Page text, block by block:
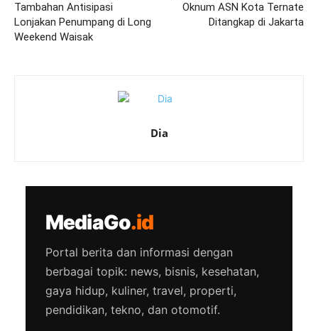
Tambahan Antisipasi
Lonjakan Penumpang di Long
Weekend Waisak
Oknum ASN Kota Ternate
Ditangkap di Jakarta
Dia
MediaGo.id
Portal berita dan informasi dengan
berbagai topik: news, bisnis, kesehatan,
gaya hidup, kuliner, travel, properti,
pendidikan, tekno, dan otomotif.